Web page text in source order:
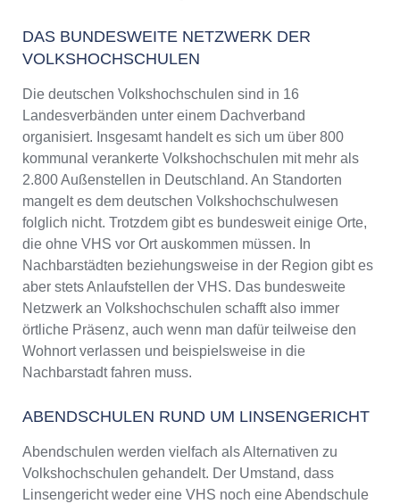
DAS BUNDESWEITE NETZWERK DER
VOLKSHOCHSCHULEN
Die deutschen Volkshochschulen sind in 16
Landesverbänden unter einem Dachverband
organisiert. Insgesamt handelt es sich um über 800
kommunal verankerte Volkshochschulen mit mehr als
2.800 Außenstellen in Deutschland. An Standorten
mangelt es dem deutschen Volkshochschulwesen
folglich nicht. Trotzdem gibt es bundesweit einige Orte,
die ohne VHS vor Ort auskommen müssen. In
Nachbarstädten beziehungsweise in der Region gibt es
aber stets Anlaufstellen der VHS. Das bundesweite
Netzwerk an Volkshochschulen schafft also immer
örtliche Präsenz, auch wenn man dafür teilweise den
Wohnort verlassen und beispielsweise in die
Nachbarstadt fahren muss.
ABENDSCHULEN RUND UM LINSENGERICHT
Abendschulen werden vielfach als Alternativen zu
Volkshochschulen gehandelt. Der Umstand, dass
Linsengericht weder eine VHS noch eine Abendschule